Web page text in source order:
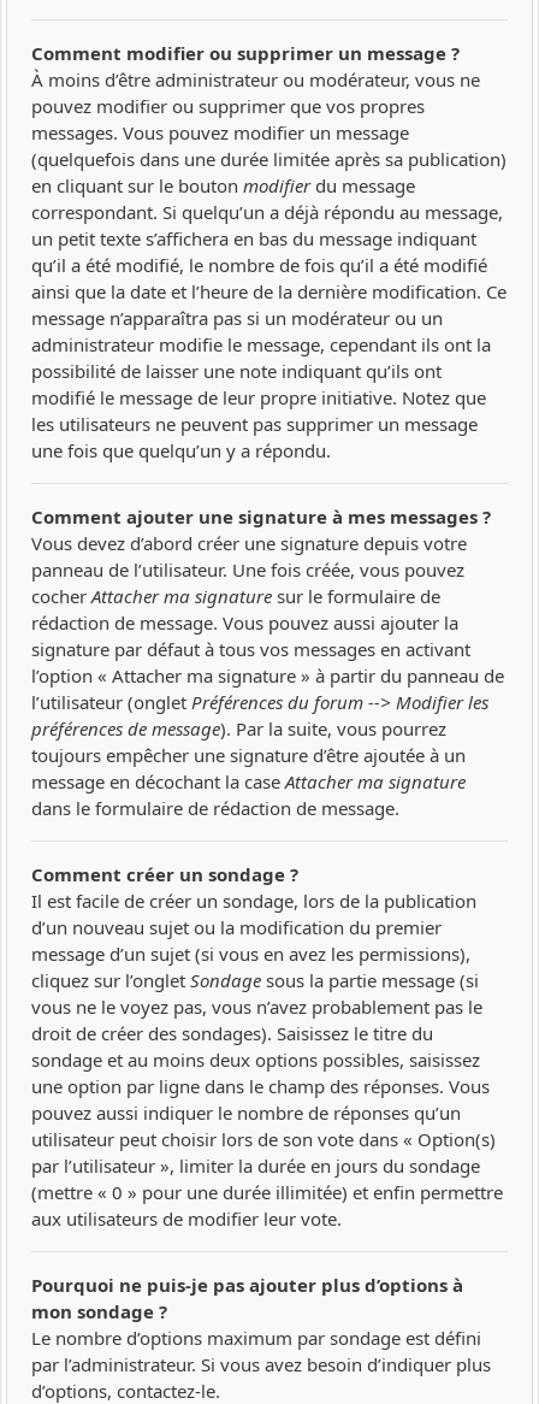
Comment modifier ou supprimer un message ?
À moins d’être administrateur ou modérateur, vous ne
pouvez modifier ou supprimer que vos propres
messages. Vous pouvez modifier un message
(quelquefois dans une durée limitée après sa publication)
en cliquant sur le bouton modifierdu message
correspondant. Si quelqu’un a déjà répondu au message,
un petit texte s’affichera en bas du message indiquant
qu’il a été modifié, le nombre de fois qu’il a été modifié
ainsi que la date et l’heure de la dernière modification. Ce
message n’apparaîtra pas si un modérateur ou un
administrateur modifie le message, cependant ils ont la
possibilité de laisser une note indiquant qu’ils ont
modifié le message de leur propre initiative. Notez que
les utilisateurs ne peuvent pas supprimer un message
une fois que quelqu’un y a répondu.
Comment ajouter une signature à mes messages ?
Vous devez d’abord créer une signature depuis votre
panneau de l’utilisateur. Une fois créée, vous pouvez
cocher Attacher ma signature sur le formulaire de
rédaction de message. Vous pouvez aussi ajouter la
signature par défaut à tous vos messages en activant
l’option « Attacher ma signature » à partir du panneau de
l’utilisateur (onglet Préférences du forum --> Modifier les
préférences de message). Par la suite, vous pourrez
toujours empêcher une signature d’être ajoutée à un
message en décochant la case Attacher ma signature
dans le formulaire de rédaction de message.
Comment créer un sondage ?
Il est facile de créer un sondage, lors de la publication
d’un nouveau sujet ou la modification du premier
message d’un sujet (si vous en avez les permissions),
cliquez sur l’onglet Sondage sous la partie message (si
vous ne le voyez pas, vous n’avez probablement pas le
droit de créer des sondages). Saisissez le titre du
sondage et au moins deux options possibles, saisissez
une option par ligne dans le champ des réponses. Vous
pouvez aussi indiquer le nombre de réponses qu’un
utilisateur peut choisir lors de son vote dans « Option(s)
par l’utilisateur », limiter la durée en jours du sondage
(mettre « 0 » pour une durée illimitée) et enfin permettre
aux utilisateurs de modifier leur vote.
Pourquoi ne puis-je pas ajouter plus d’options à
mon sondage ?
Le nombre d’options maximum par sondage est défini
par l’administrateur. Si vous avez besoin d’indiquer plus
d’options, contactez-le.